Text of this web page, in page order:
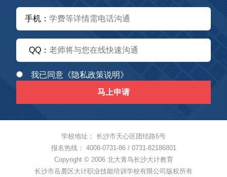
手机：
QQ：
我已同意《隐私政策说明》
马上申请
学校地址： 长沙市天心区团结路6号
报名热线： 4008-0731-86 / 0731-82186801
Copyright © 2006 北大青鸟长沙大计教育
长沙市岳麓区大计职业技能培训学校有限公司版权所有